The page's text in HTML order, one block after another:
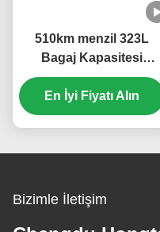
510km menzil 323L
Bagaj Kapasitesi
13.4kWh/100km Tüketim
2023 ENS1 4WD Ev
Araba Dongfeng
En İyi Fiyatı Alın
Bizimle İletişim